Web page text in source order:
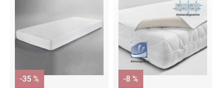
-35 % -8 %